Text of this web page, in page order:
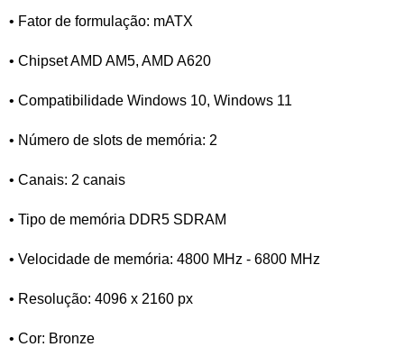
• Fator de formulação: mATX
• Chipset AMD AM5, AMD A620
• Compatibilidade Windows 10, Windows 11
• Número de slots de memória: 2
• Canais: 2 canais
• Tipo de memória DDR5 SDRAM
• Velocidade de memória: 4800 MHz - 6800 MHz
• Resolução: 4096 x 2160 px
• Cor: Bronze